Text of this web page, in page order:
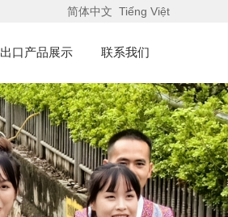
简体中文 Tiếng Việt
出口产品展示 联系我们